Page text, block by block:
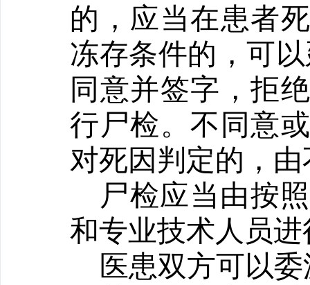
的，应当在患者
冻存条件的，可
同意并签字，拒
行尸检。不同意
对死因判定的，
尸检应当由按
和专业技术人员进
医患双方可以